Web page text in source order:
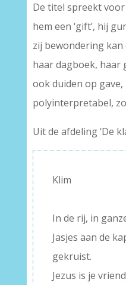
De titel spreekt
hem een ‘gift’, hij
zij bewondering kan
haar dagboek, haar
ook duiden op
polyinterpretabel,
Uit de afdeling ‘De
Klim
In de rij, in
Jasjes aan de
gekruist.
Jezus is je